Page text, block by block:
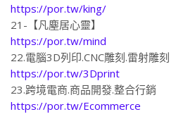
https://por.tw/king/
21-【凡塵居心靈】
https://por.tw/mind
22.電腦3D列印.CNC雕刻.雷射雕刻
https://por.tw/3Dprint
23.跨境電商.商品開發.整合行銷
https://por.tw/Ecommerce